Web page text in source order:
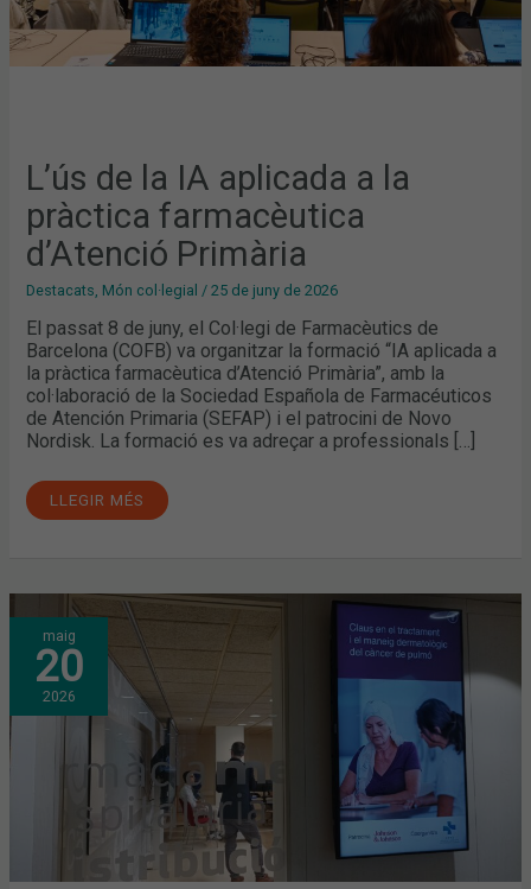
L’ús de la IA aplicada a la
pràctica farmacèutica
d’Atenció Primària
Destacats, Món col·legial /25 de juny de 2026
El passat 8 de juny, el Col·legi de Farmacèutics de
Barcelona (COFB) va organitzar la formació “IA aplicada a
la pràctica farmacèutica d’Atenció Primària”, amb la
col·laboració de la Sociedad Española de Farmacéuticos
de Atención Primaria (SEFAP) i el patrocini de Novo
Nordisk. La formació es va adreçar a professionals […]
LLEGIR MÉS
maig
20
2026
CLAUS
EN
EL
TRACTAMENT
I
EL
MANEIG
DERMATOLÒGIC
CÀNCER
NOVA
FORMACIÓ
COFB